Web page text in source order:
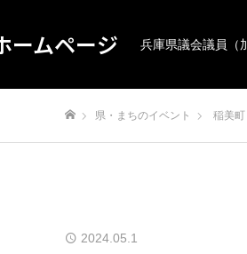
ームページ 兵庫県議会議員（
県・まちのイベント 稲美町
2024.05.1